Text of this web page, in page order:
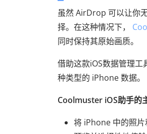
虽然 AirDrop 可以让你
择。在这种情况下，
同时保持其原始画质。
借助这款iOS数据管理
种类型的 iPhone 数据。
Coolmuster iOS助手的
将 iPhone 中的照片